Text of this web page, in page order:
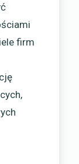
firm